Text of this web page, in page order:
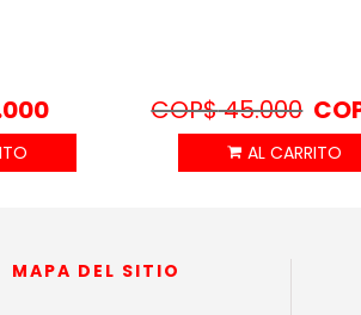
COP$45.000
MAPA DEL SITIO